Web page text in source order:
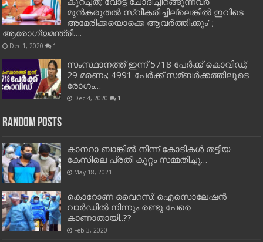
മുൻകരുതൽ സ്വീകരിച്ചില്ലെങ്കിൽ ഇവിടെ
അമേരിക്കയൊക്കെ ആവർത്തിക്കും’ ;
ആരോഗ്യമന്ത്രി….
Dec 1, 2020 1
സംസ്ഥാനത്ത് ഇന്ന് 5718 പേര്‍ക്ക് കൊവിഡ്;
29 മരണം; 4991 പേര്‍ക്ക് സമ്ബര്‍ക്കത്തിലൂടെ
രോഗം…
Dec 4, 2020 1
Random Posts
കാനറാ ബാങ്കില്‍ നിന്ന് കോടികള്‍ തട്ടിയ
കേസിലെ പ്രതി കുറ്റം സമ്മതിച്ചു…
May 18, 2021
കൊറോണ വൈറസ്: ഐസൊലേഷന്‍
വാര്‍ഡില്‍ നിന്നും രണ്ടു പേരെ
കാണാതായി..??
Feb 3, 2020